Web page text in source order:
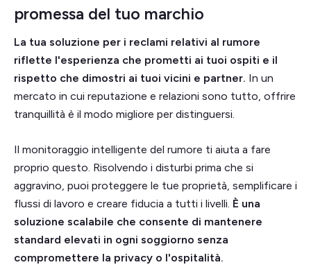
promessa del tuo marchio
La tua soluzione per i reclami relativi al rumore
riflette l'esperienza che prometti ai tuoi ospiti e il
rispetto che dimostri ai tuoi vicini e partner. In un
mercato in cui reputazione e relazioni sono tutto, offrire
tranquillità è il modo migliore per distinguersi.
Il monitoraggio intelligente del rumore ti aiuta a fare
proprio questo. Risolvendo i disturbi prima che si
aggravino, puoi proteggere le tue proprietà, semplificare i
flussi di lavoro e creare fiducia a tutti i livelli. È una
soluzione scalabile che consente di mantenere
standard elevati in ogni soggiorno senza
compromettere la privacy o l'ospitalità.